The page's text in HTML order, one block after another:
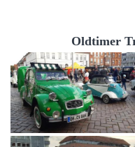
Oldtimer